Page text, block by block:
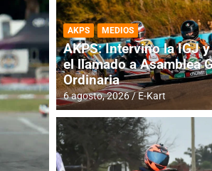
DESTACADA INFORME CENTRAL
AKPS MEDIOS
AKPS: Intervino la IGJ
el llamado a Asamblea
Ordinaria
6 agosto, 2026 E-Kart